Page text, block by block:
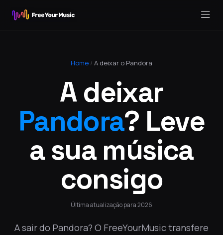
Home / A deixar o Pandora
A deixar
Pandora? Leve
a sua música
consigo
Última atualização para 2026
A sair do Pandora? O FreeYourMusic transfere